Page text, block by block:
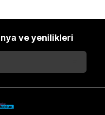
ve yenilikleri